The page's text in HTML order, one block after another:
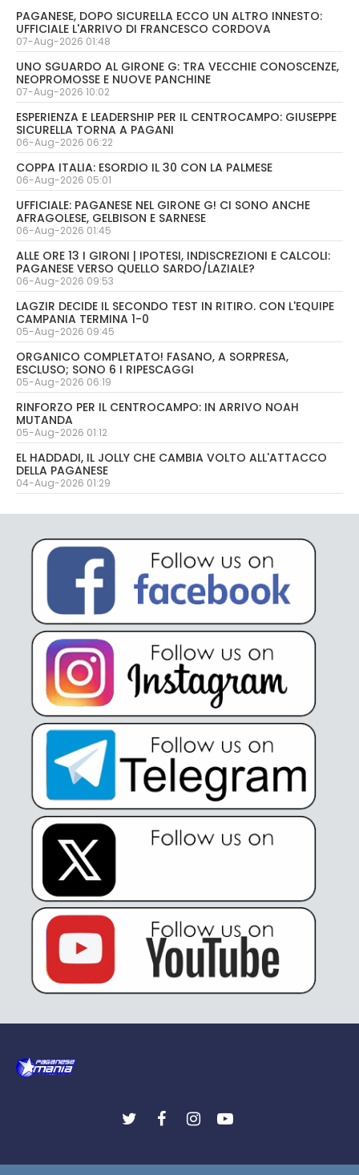
PAGANESE, DOPO SICURELLA ECCO UN ALTRO INNESTO:
UFFICIALE L'ARRIVO DI FRANCESCO CORDOVA
07-Aug-2026 01:48
UNO SGUARDO AL GIRONE G: TRA VECCHIE CONOSCENZE,
NEOPROMOSSE E NUOVE PANCHINE
07-Aug-2026 10:02
ESPERIENZA E LEADERSHIP PER IL CENTROCAMPO: GIUSEPPE
SICURELLA TORNA A PAGANI
06-Aug-2026 06:22
COPPA ITALIA: ESORDIO IL 30 CON LA PALMESE
06-Aug-2026 05:01
UFFICIALE: PAGANESE NEL GIRONE G! CI SONO ANCHE
AFRAGOLESE, GELBISON E SARNESE
06-Aug-2026 01:45
ALLE ORE 13 I GIRONI | IPOTESI, INDISCREZIONI E CALCOLI:
PAGANESE VERSO QUELLO SARDO/LAZIALE?
06-Aug-2026 09:53
LAGZIR DECIDE IL SECONDO TEST IN RITIRO. CON L'EQUIPE
CAMPANIA TERMINA 1-0
05-Aug-2026 09:45
ORGANICO COMPLETATO! FASANO, A SORPRESA,
ESCLUSO; SONO 6 I RIPESCAGGI
05-Aug-2026 06:19
RINFORZO PER IL CENTROCAMPO: IN ARRIVO NOAH
MUTANDA
05-Aug-2026 01:12
EL HADDADI, IL JOLLY CHE CAMBIA VOLTO ALL'ATTACCO
DELLA PAGANESE
04-Aug-2026 01:29